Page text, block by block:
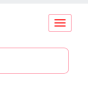
Conmutar